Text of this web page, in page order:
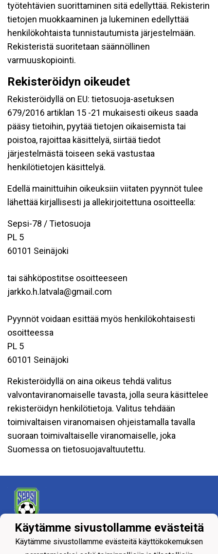
työtehtävien suorittaminen sitä edellyttää. Rekisterin
tietojen muokkaaminen ja lukeminen edellyttää
henkilökohtaista tunnistautumista järjestelmään.
Rekisteristä suoritetaan säännöllinen
varmuuskopiointi.
Rekisteröidyn oikeudet
Rekisteröidyllä on EU: tietosuoja-asetuksen
679/2016 artiklan 15 -21 mukaisesti oikeus saada
pääsy tietoihin, pyytää tietojen oikaisemista tai
poistoa, rajoittaa käsittelyä, siirtää tiedot
järjestelmästä toiseen sekä vastustaa
henkilötietojen käsittelyä.
Edellä mainittuihin oikeuksiin viitaten pyynnöt tulee
lähettää kirjallisesti ja allekirjoitettuna osoitteella:
Sepsi-78 / Tietosuoja
PL 5
60101 Seinäjoki
tai sähköpostitse osoitteeseen
jarkko.h.latvala@gmail.com
Pyynnöt voidaan esittää myös henkilökohtaisesti
osoitteessa
PL 5
60101 Seinäjoki
Rekisteröidyllä on aina oikeus tehdä valitus
valvontaviranomaiselle tavasta, jolla seura käsittelee
rekisteröidyn henkilötietoja. Valitus tehdään
toimivaltaisen viranomaisen ohjeistamalla tavalla
suoraan toimivaltaiselle viranomaiselle, joka
Suomessa on tietosuojavaltuutettu.
Tietosuojaseloste
Käytämme sivustollamme evästeitä
Käytämme sivustollamme evästeitä käyttökokemuksen